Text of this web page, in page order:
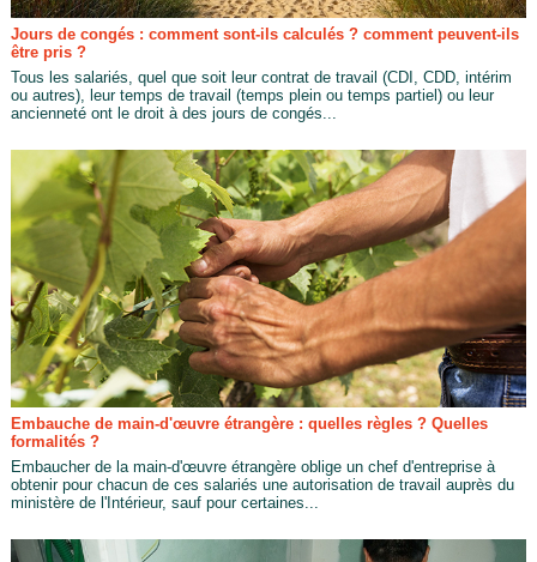
Jours de congés : comment sont-ils calculés ? comment peuvent-ils
être pris ?
Tous les salariés, quel que soit leur contrat de travail (CDI, CDD, intérim
ou autres), leur temps de travail (temps plein ou temps partiel) ou leur
ancienneté ont le droit à des jours de congés...
Embauche de main-d'œuvre étrangère : quelles règles ? Quelles
formalités ?
Embaucher de la main-d'œuvre étrangère oblige un chef d'entreprise à
obtenir pour chacun de ces salariés une autorisation de travail auprès du
ministère de l'Intérieur, sauf pour certaines...